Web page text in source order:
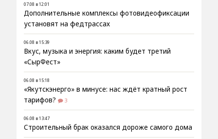
07.08 в 12:01
Дополнительные комплексы фотовидеофиксации
установят на федтрассах
06.08 в 15:39
Вкус, музыка и энергия: каким будет третий
«СырФест»
06.08 в 15:18
«Якутскэнерго» в минусе: нас ждёт кратный рост
тарифов?
3
06.08 в 13:47
Строительный брак оказался дороже самого дома